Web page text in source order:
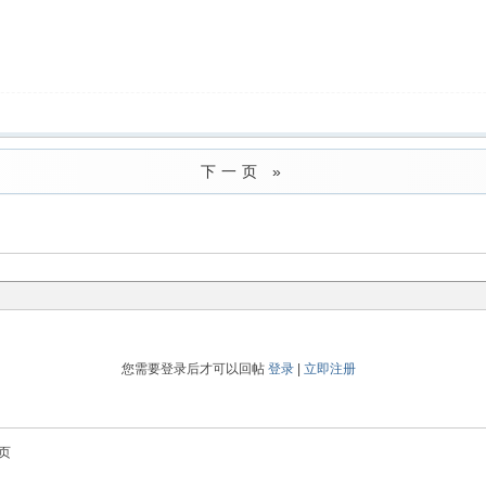
下一页 »
您需要登录后才可以回帖 登录| 立即注册